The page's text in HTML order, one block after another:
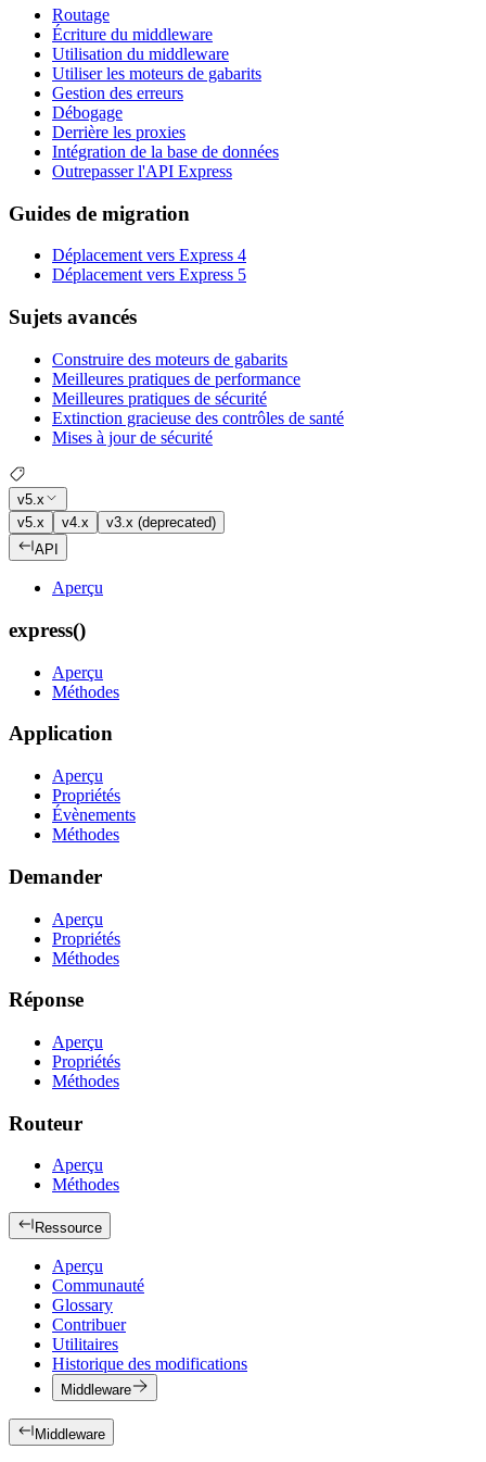
Routage
Écriture du middleware
Utilisation du middleware
Utiliser les moteurs de gabarits
Gestion des erreurs
Débogage
Derrière les proxies
Intégration de la base de données
Outrepasser l'API Express
Guides de migration
Déplacement vers Express 4
Déplacement vers Express 5
Sujets avancés
Construire des moteurs de gabarits
Meilleures pratiques de performance
Meilleures pratiques de sécurité
Extinction gracieuse des contrôles de santé
Mises à jour de sécurité
v5.x
v5.x
v4.x
v3.x (deprecated)
API
Aperçu
express()
Aperçu
Méthodes
Application
Aperçu
Propriétés
Évènements
Méthodes
Demander
Aperçu
Propriétés
Méthodes
Réponse
Aperçu
Propriétés
Méthodes
Routeur
Aperçu
Méthodes
Ressource
Aperçu
Communauté
Glossary
Contribuer
Utilitaires
Historique des modifications
Middleware
Middleware